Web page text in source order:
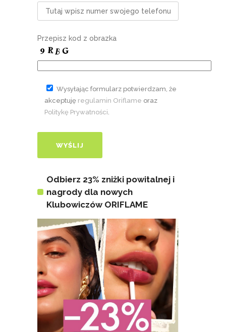
Przepisz kod z obrazka
Wysyłając formularz potwierdzam, że
akceptuję regulamin Oriflame oraz
Politykę Prywatności
Odbierz 23% zniżki powitalnej i
nagrody dla nowych
Klubowiczów ORIFLAME